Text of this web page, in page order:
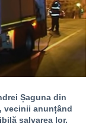
Șaguna din
vecinii anunțând
salvarea lor.